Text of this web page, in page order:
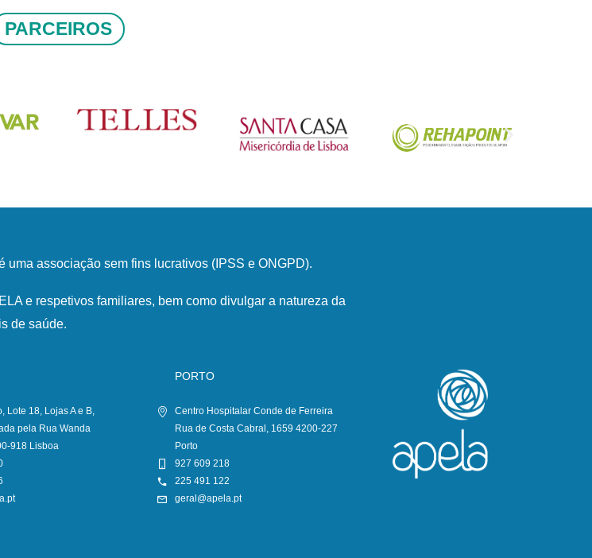
PARCEIROS
associação sem fins lucrativos (IPSS e ONGPD).
e respetivos familiares, bem como divulgar a natureza da
de saúde.
Lote 18, Lojas A e B,
pela Rua Wanda
918 Lisboa
PORTO
Centro Hospitalar Conde de Ferreira
Rua de Costa Cabral, 1659 4200-227
Porto
927 609 218
225 491 122
geral@apela.pt